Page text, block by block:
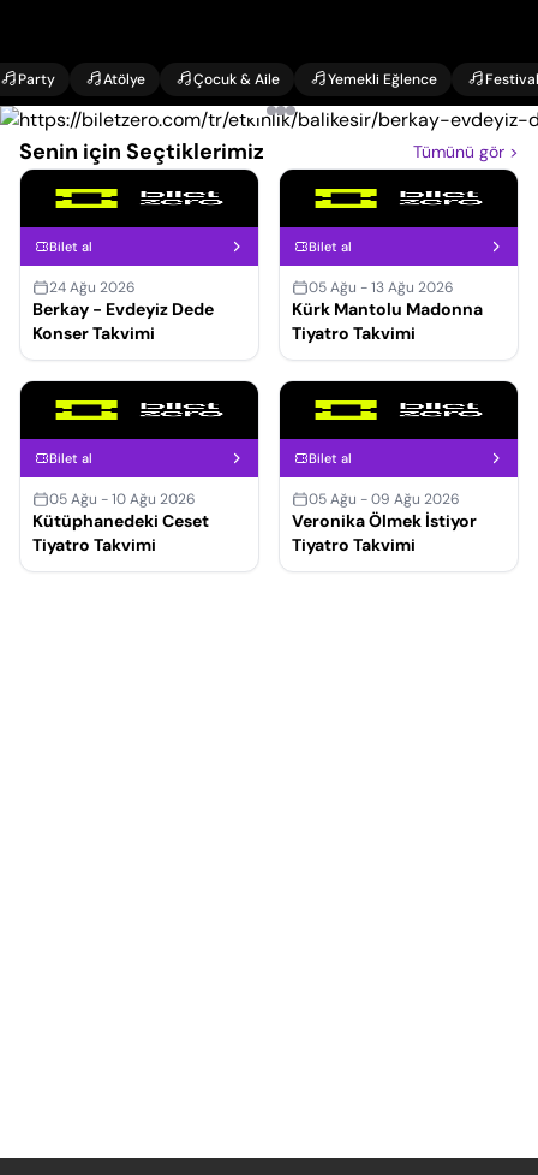
Party Atölye Çocuk & Aile Yemekli Eğlence Festival
Senin için Seçtiklerimiz Tümünü gör >
Bilet al
24 Ağu 2026
Berkay - Evdeyiz Dede
Konser Takvimi
Bilet al
05 Ağu - 13 Ağu 2026
Kürk Mantolu Madonna
Tiyatro Takvimi
Bilet al
05 Ağu - 10 Ağu 2026
Kütüphanedeki Ceset
Tiyatro Takvimi
Bilet al
05 Ağu - 09 Ağu 2026
Veronika Ölmek İstiyor
Tiyatro Takvimi